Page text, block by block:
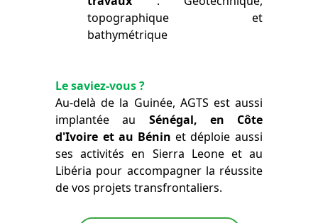
topographique et
bathymétrique
Le saviez-vous ?
Au-delà de la Guinée, AGTS est aussi
implantée au Sénégal, en Côte
d'Ivoire et au Bénin et déploie aussi
ses activités en Sierra Leone et au
Libéria pour accompagner la réussite
de vos projets transfrontaliers.